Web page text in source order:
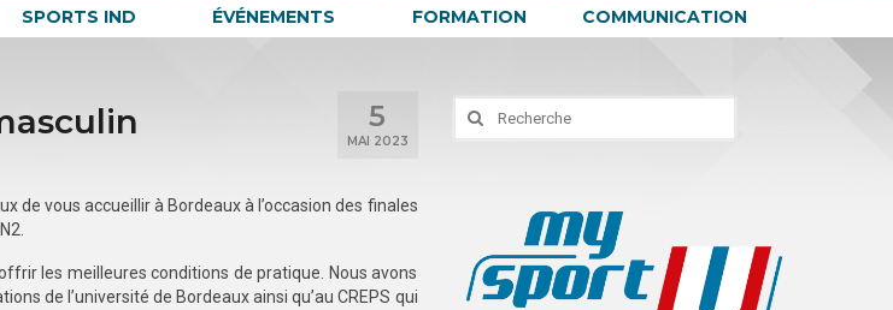
SPORTS IND ÉVÉNEMENTS FORMATION COMMUNICATION
5
MAI 2023
de vous accueillir à Bordeaux à l’occasion des finales
les meilleures conditions de pratique. Nous avons
de l’université de Bordeaux ainsi qu’au CREPS qui
Rechercher